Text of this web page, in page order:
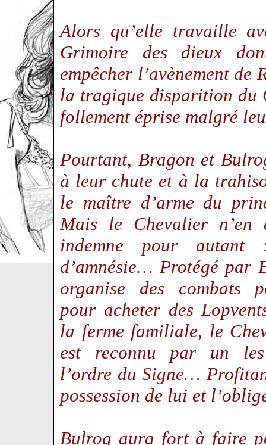
Alors qu’elle travaille
Grimoire des dieux
empêcher l’avènement
la tragique disparition du
follement éprise malgré
Pourtant, Bragon et
à leur chute et à la
le maître d’arme du
Mais le Chevalier n’en
indemne pour
d’amnésie… Protégé par
organise des combats
pour acheter des
la ferme familiale, le
est reconnu par un
l’ordre du Signe…
possession de lui et
Bulrog aura fort à faire